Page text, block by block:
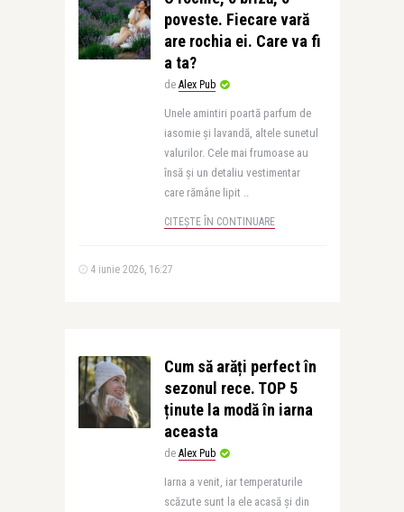
poveste. Fiecare vară
are rochia ei. Care va fi
a ta?
de Alex Pub
Unele amintiri poartă parfum de
iasomie și lavandă, altele sunetul
valurilor. Cele mai frumoase au
însă și un detaliu vestimentar
care rămâne lipit ..
CITEȘTE ÎN CONTINUARE
4 iunie 2026, 16:27
Cum să arăți perfect în
sezonul rece. TOP 5
ținute la modă în iarna
aceasta
de Alex Pub
Iarna a venit, iar temperaturile
scăzute sunt la ele acasă și din